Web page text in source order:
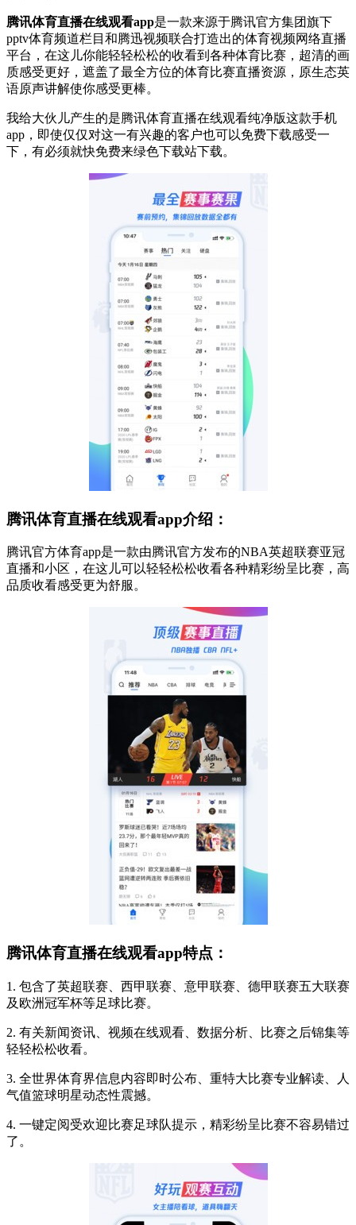
腾讯体育直播在线观看app是一款来源于腾讯官方集团旗下
pptv体育频道栏目和腾迅视频联合打造出的体育视频网络直播
平台，在这儿你能轻轻松松的收看到各种体育比赛，超清的画
质感受更好，遮盖了最全方位的体育比赛直播资源，原生态英
语原声讲解使你感受更棒。
我给大伙儿产生的是腾讯体育直播在线观看纯净版这款手机
app，即使仅仅对这一有兴趣的客户也可以免费下载感受一
下，有必须就快免费来绿色下载站下载。
腾讯体育直播在线观看app介绍：
腾讯官方体育app是一款由腾讯官方发布的NBA英超联赛亚冠
直播和小区，在这儿可以轻轻松松收看各种精彩纷呈比赛，高
品质收看感受更为舒服。
腾讯体育直播在线观看app特点：
1. 包含了英超联赛、西甲联赛、意甲联赛、德甲联赛五大联赛
及欧洲冠军杯等足球比赛。
2. 有关新闻资讯、视频在线观看、数据分析、比赛之后锦集等
轻轻松松收看。
3. 全世界体育界信息内容即时公布、重特大比赛专业解读、人
气值篮球明星动态性震撼。
4. 一键定阅受欢迎比赛足球队提示，精彩纷呈比赛不容易错过
了。